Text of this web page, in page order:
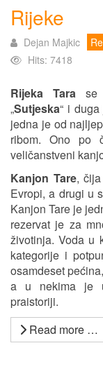
Rijeke
Dejan Majkic
Hits: 7418
Rijeka Tara se
„Sutjeska“ i
jedna je od
ribom. Ono po
veličanstveni
Kanjon Tare,
Evropi, a drugi u
Kanjon Tare je
rezervat je za
životinja. Voda u
kategorije i
osamdeset
a u nekima je
praistoriji.
Read more …